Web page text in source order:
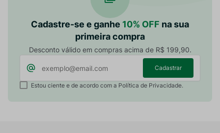
Cadastre-se e ganhe 10% OFF na sua
primeira compra
Desconto válido em compras acima de R$ 199,90.
Cadastrar
Estou ciente e de acordo com a Política de Privacidade.